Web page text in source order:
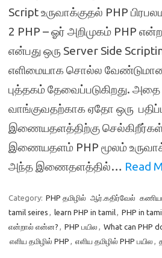
Script உருவாக்குதல் PHP
2 PHP – ஓர் அறிமுகம் PHP
என்பது ஒரு Server Side
எளிமையாக சொல்ல
புத்தகம் தேவைப்படுகிறது.
வாங்குவதற்காக ஏதோ ஒரு
இணையதளத்திற்கு
இணையதளம் PHP மூலம்
அந்த இணைதளத்தில்… Read
Category: PHP தமிழில் ஆர்.கதிர்வேல்
tamil seires , learn PHP in tamil, PHP in
என்றால் என்ன? , PHP பயில , What can PHP
எளிய தமிழில் PHP , எளிய தமிழில் PHP பயில ,